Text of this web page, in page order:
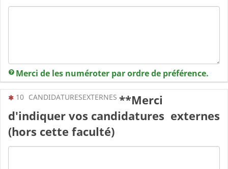
Merci de les numéroter par ordre de préférence.
(Cette question est obligatoire)
10 CANDIDATURESEXTERNES **Merci
d'indiquer vos candidatures externes
(hors cette faculté)